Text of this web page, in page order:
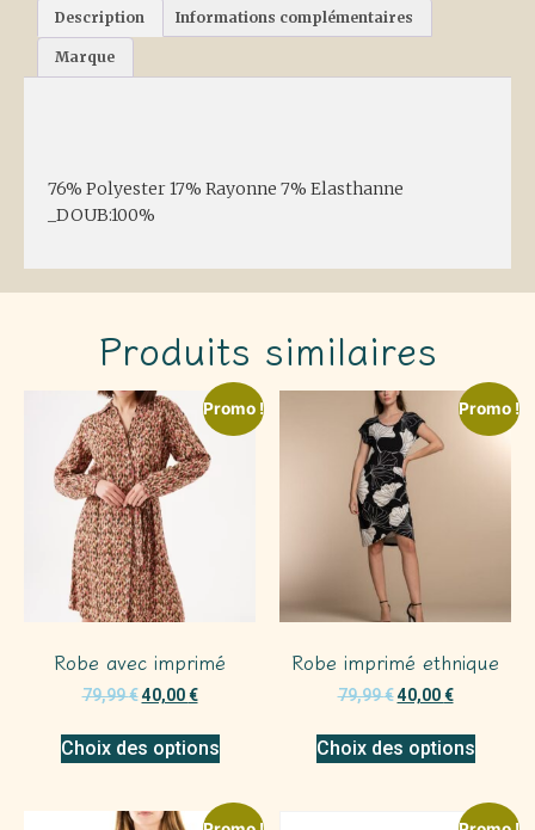
Description Informations complémentaires
Marque
76% Polyester 17% Rayonne 7% Elasthanne
_DOUB:100%
Produits similaires
Promo !
Robe avec imprimé
79,99€ 40,00€
Choix des options
Promo !
Robe imprimé ethnique
79,99€ 40,00€
Choix des options